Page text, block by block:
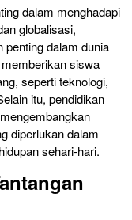
dalam menghadapi
globalisasi,
dalam dunia
siswa
seperti teknologi,
itu, pendidikan
diperlukan dalam
sehari-hari.